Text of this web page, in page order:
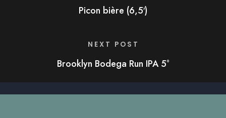
Picon bière (6,5′)
NEXT POST
Brooklyn Bodega Run IPA 5°